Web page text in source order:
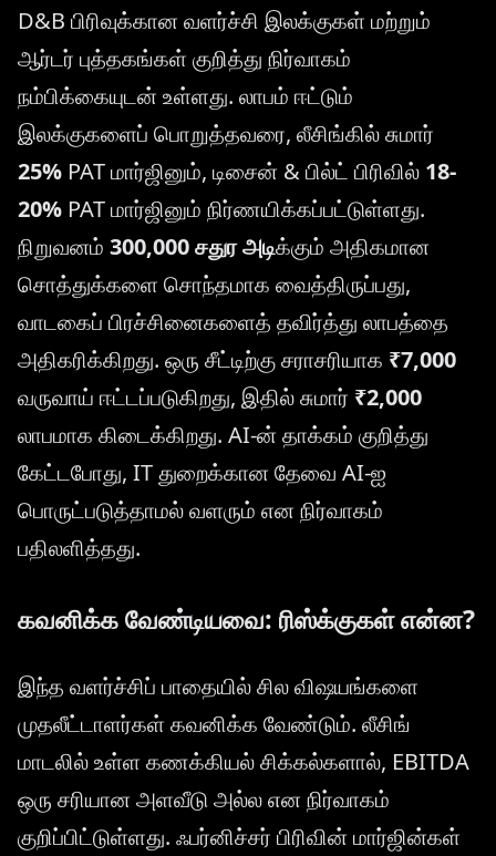
D&B பிரிவுக்கான வளர்ச்சி இலக்குகள் மற்றும்
ஆர்டர் புத்தகங்கள் குறித்து நிர்வாகம்
நம்பிக்கையுடன் உள்ளது. லாபம் ஈட்டும்
இலக்குகளைப் பொறுத்தவரை, லீசிங்கில் சுமார்
25% PAT மார்ஜினும், டிசைன் & பில்ட் பிரிவில் 18-
20% PAT மார்ஜினும் நிர்ணயிக்கப்பட்டுள்ளது.
நிறுவனம் 300,000 சதுர அடிக்கும் அதிகமான
சொத்துக்களை சொந்தமாக வைத்திருப்பது,
வாடகைப் பிரச்சினைகளைத் தவிர்த்து லாபத்தை
அதிகரிக்கிறது. ஒரு சீட்டிற்கு சராசரியாக ₹7,000
வருவாய் ஈட்டப்படுகிறது, இதில் சுமார் ₹2,000
லாபமாக கிடைக்கிறது. AI-ன் தாக்கம் குறித்து
கேட்டபோது, IT துறைக்கான தேவை AI-ஐ
பொருட்படுத்தாமல் வளரும் என நிர்வாகம்
பதிலளித்தது.
கவனிக்க வேண்டியவை: ரிஸ்க்குகள் என்ன?
இந்த வளர்ச்சிப் பாதையில் சில விஷயங்களை
முதலீட்டாளர்கள் கவனிக்க வேண்டும். லீசிங்
மாடலில் உள்ள கணக்கியல் சிக்கல்களால், EBITDA
ஒரு சரியான அளவீடு அல்ல என நிர்வாகம்
குறிப்பிட்டுள்ளது. ஃபர்னிச்சர் பிரிவின் மார்ஜின்கள்